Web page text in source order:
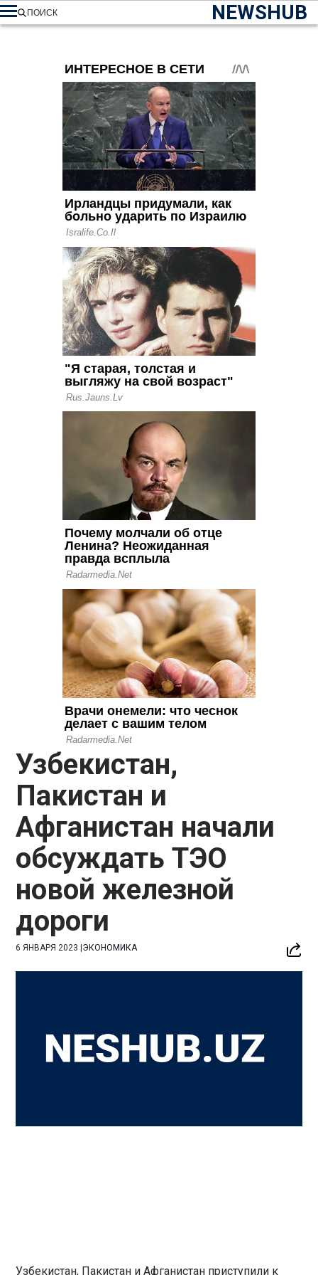
NEWSHUB
ПОИСК
Узбекистан,
Пакистан и
Афганистан начали
обсуждать ТЭО
новой железной
дороги
6 ЯНВАРЯ 2023 |ЭКОНОМИКА
Узбекистан, Пакистан и Афганистан приступили к